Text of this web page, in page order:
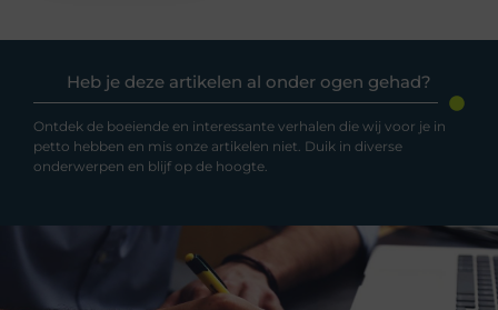
Heb je deze artikelen al onder ogen gehad?
Ontdek de boeiende en interessante verhalen die wij voor je in
petto hebben en mis onze artikelen niet. Duik in diverse
onderwerpen en blijf op de hoogte.